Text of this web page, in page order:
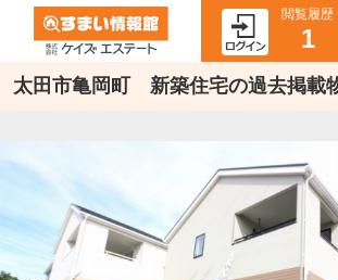
閲覧履歴
1
太田市亀岡町 新築住宅の過去掲載